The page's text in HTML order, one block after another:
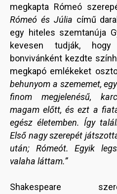
megkapta Rómeó
Rómeó és Júlia című
egy hiteles szemtanúja
kevesen tudják, hogy
bonvivánként kezdte
megkapó emlékeket
behunyom a szememet,
finom megjelenésű,
magam előtt, és ezt a
egész életemben. Így
Első nagy szerepét
után; Rómeót. Egyik
valaha láttam.”
Shakespeare